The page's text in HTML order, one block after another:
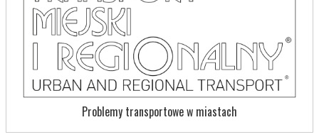
Problemy transportowe w miastach